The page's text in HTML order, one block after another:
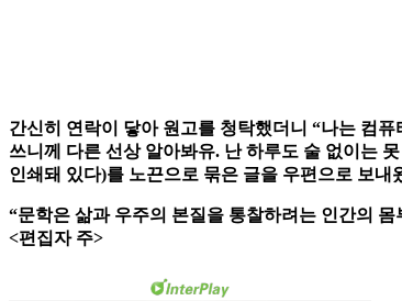
간신히 연락이 닿아 원고를 청탁했더니 “나는 컴
쓰니께 다른 선상 알아봐유. 난 하루도 술 없이는
인쇄돼 있다)를 노끈으로 묶은 글을 우편으로 보내
“문학은 삶과 우주의 본질을 통찰하려는 인간의
<편집자 주>